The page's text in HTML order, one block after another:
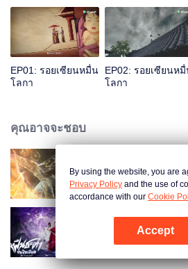
EP01: รอยเซียนหมื่น
โลกา
EP02: รอยเซียนห
โลกา
คุณอาจจะชอบ
ผจญภัยโลกอมตะ
ฝืนชะตาท้าเป็นเ
By using the website, you are
Privacy Policy and the use of
accordance with our Cookie
Accept